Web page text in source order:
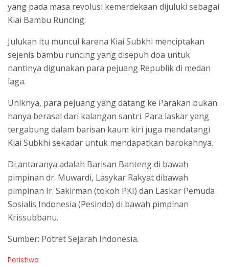
yang pada masa revolusi kemerdekaan dijuluki sebagai
Kiai Bambu Runcing.
Julukan itu muncul karena Kiai Subkhi menciptakan
sejenis bambu runcing yang disepuh doa untuk
nantinya digunakan para pejuang Republik di medan
laga.
Uniknya, para pejuang yang datang ke Parakan bukan
hanya berasal dari kalangan santri. Para laskar yang
tergabung dalam barisan kaum kiri juga mendatangi
Kiai Subkhi sekadar untuk mendapatkan barokahnya.
Di antaranya adalah Barisan Banteng di bawah
pimpinan dr. Muwardi, Lasykar Rakyat dibawah
pimpinan Ir. Sakirman (tokoh PKI) dan Laskar Pemuda
Sosialis Indonesia (Pesindo) di bawah pimpinan
Krissubbanu.
Sumber: Potret Sejarah Indonesia.
C
Peristiwa